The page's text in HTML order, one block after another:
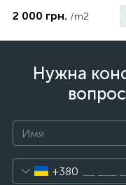
2 000 грн. /m2
Нужна
+380